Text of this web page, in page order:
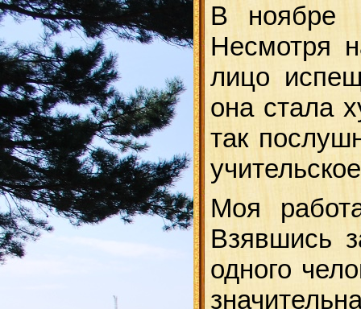
В ноябре
Несмотря
лицо
она стала
так
Моя
Взявшись
одного